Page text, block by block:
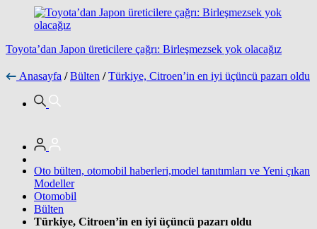
Toyota’dan Japon üreticilere çağrı: Birleşmezsek yok olacağız
Anasayfa / Bülten / Türkiye, Citroen’in en iyi üçüncü pazarı oldu
Oto bülten, otomobil haberleri,model tanıtımları ve Yeni çıkan
Modeller
Otomobil
Bülten
Türkiye, Citroen’in en iyi üçüncü pazarı oldu